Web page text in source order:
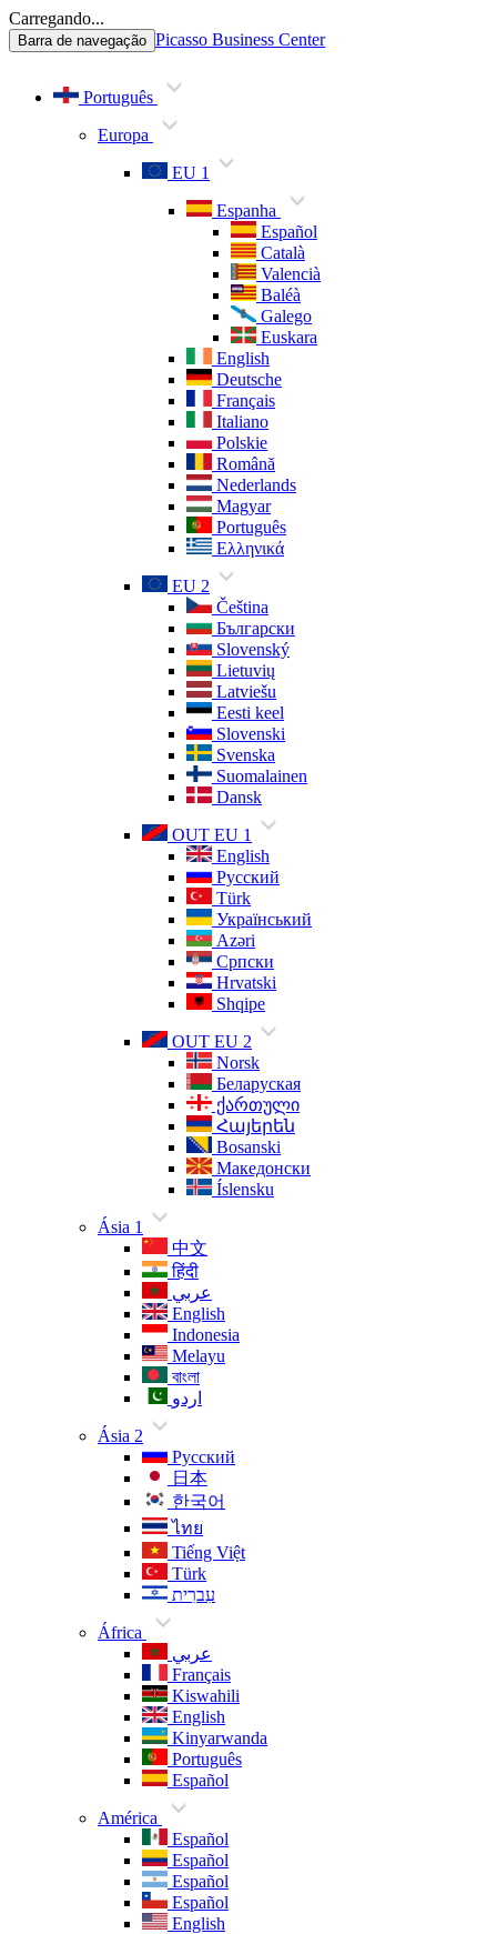
Carregando...
Barra de navegação Picasso Business Center
Português
Europa
EU 1
Espanha
Español
Català
Valencià
Baléà
Galego
Euskara
English
Deutsche
Français
Italiano
Polskie
Română
Nederlands
Magyar
Português
Ελληνικά
EU 2
Čeština
Български
Slovenský
Lietuvių
Latviešu
Eesti keel
Slovenski
Svenska
Suomalainen
Dansk
OUT EU 1
English
Русский
Türk
Український
Azəri
Српски
Hrvatski
Shqipe
OUT EU 2
Norsk
Беларуская
ქართული
Հայերեն
Bosanski
Македонски
Íslensku
Ásia 1
中文
हिंदी
عربي
English
Indonesia
Melayu
বাংলা
اردو
Ásia 2
Русский
日本
한국어
ไทย
Tiếng Việt
Türk
עִברִית
África
عربي
Français
Kiswahili
English
Kinyarwanda
Português
Español
América
Español
Español
Español
Español
English